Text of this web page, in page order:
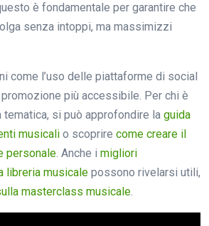
è fondamentale per garantire che
senza intoppi, ma massimizzi
come l’uso delle piattaforme di social
più accessibile. Per chi è
si può approfondire la guida
musicali o scoprire come creare il
personale. Anche i migliori
libreria musicale possono rivelarsi utili,
masterclass musicale.